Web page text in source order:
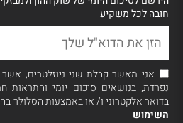
חובה לכל משקיע
אני מאשר קבלת שני ניוזלטרים,
נפרדת, בנושאים סיכום יומי והתראות
בדואר אלקטרוני ו/ או באמצעות הסלולר
השימוש